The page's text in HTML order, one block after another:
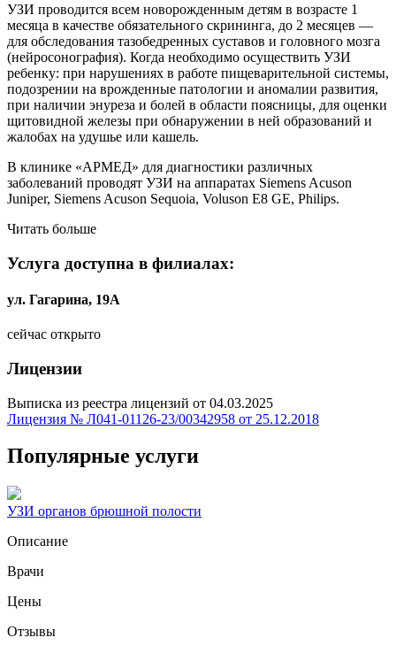
УЗИ проводится всем новорожденным детям в возрасте 1
месяца в качестве обязательного скрининга, до 2 месяцев —
для обследования тазобедренных суставов и головного мозга
(нейросонография). Когда необходимо осуществить УЗИ
ребенку: при нарушениях в работе пищеварительной системы,
подозрении на врожденные патологии и аномалии развития,
при наличии энуреза и болей в области поясницы, для оценки
щитовидной железы при обнаружении в ней образований и
жалобах на удушье или кашель.
В клинике «АРМЕД» для диагностики различных
заболеваний проводят УЗИ на аппаратах Siemens Acuson
Juniper, Siemens Acuson Sequoia, Voluson E8 GE, Philips.
Читать больше
Услуга доступна в филиалах:
ул. Гагарина, 19А
сейчас открыто
Лицензии
Выписка из реестра лицензий от 04.03.2025
Лицензия № Л041-01126-23/00342958 от 25.12.2018
Популярные услуги
УЗИ органов брюшной полости
Описание
Врачи
Цены
Отзывы